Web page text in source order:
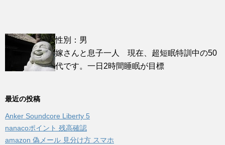
性別：男
嫁さんと息子一人 現在、超短眠特訓中の50
代です。一日2時間睡眠が目標
最近の投稿
Anker Soundcore Liberty 5
nanacoポイント 残高確認
amazon 偽メール 見分け方 スマホ